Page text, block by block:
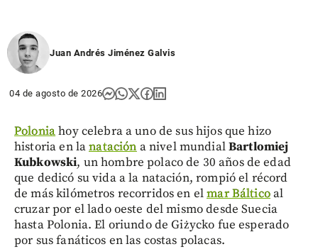
Juan Andrés Jiménez Galvis
04 de agosto de 2026
Poloniahoy celebra a uno de sus hijos que hizo
historia en lanatación a nivel mundialBartlomiej
Kubkowski, un hombre polaco de 30 años de edad
que dedicó su vida a la natación, rompió el récord
de más kilómetros recorridos en elmar Bálticoal
cruzar por el lado oeste del mismo desde Suecia
hasta Polonia. El oriundo de Giżycko fue esperado
por sus fanáticos en las costas polacas.